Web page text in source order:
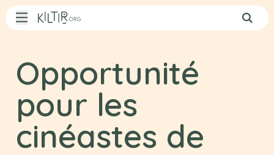
Aller au contenu principal
Opportunité
pour les
cinéastes de
Actualités
Patrimoine
Appels à projets